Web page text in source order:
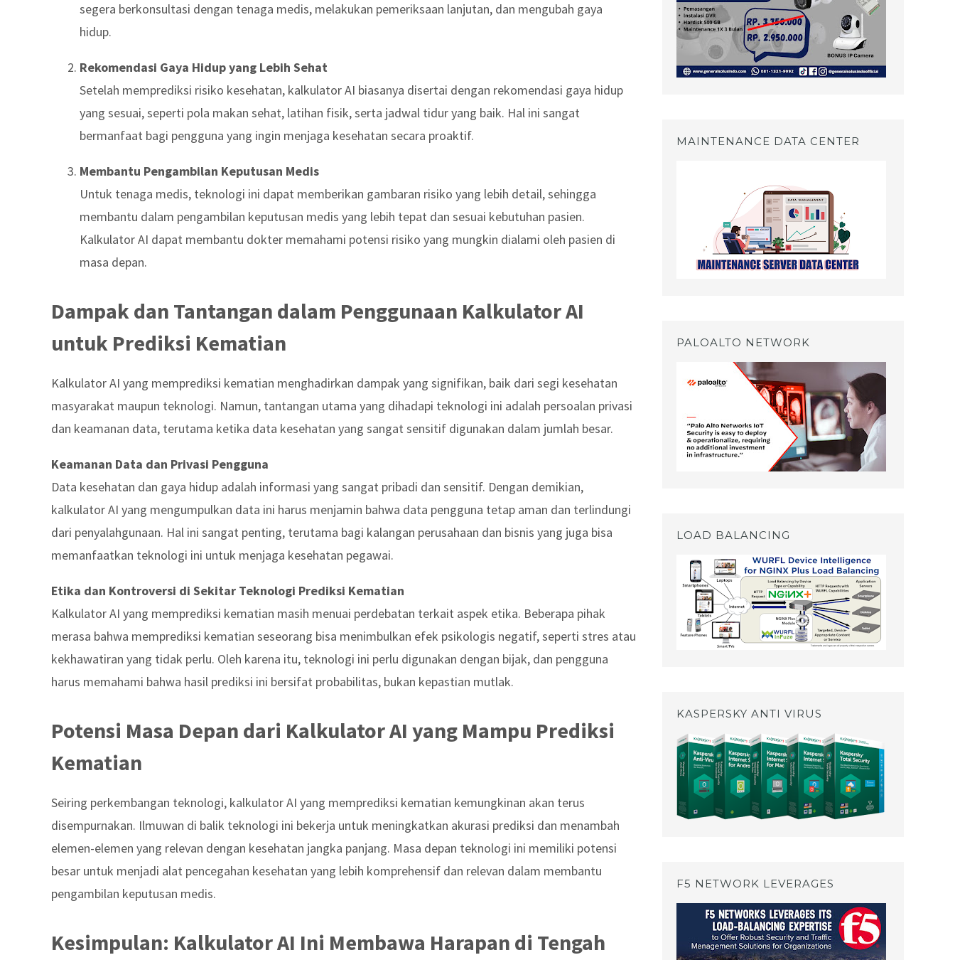
segera berkonsultasi dengan tenaga medis, melakukan pemeriksaan lanjutan, dan mengubah gaya
hidup.
Rekomendasi Gaya Hidup yang Lebih Sehat
Setelah memprediksi risiko kesehatan, kalkulator AI biasanya disertai dengan rekomendasi gaya hidup
yang sesuai, seperti pola makan sehat, latihan fisik, serta jadwal tidur yang baik. Hal ini sangat
bermanfaat bagi pengguna yang ingin menjaga kesehatan secara proaktif.
Membantu Pengambilan Keputusan Medis
Untuk tenaga medis, teknologi ini dapat memberikan gambaran risiko yang lebih detail, sehingga
membantu dalam pengambilan keputusan medis yang lebih tepat dan sesuai kebutuhan pasien.
Kalkulator AI dapat membantu dokter memahami potensi risiko yang mungkin dialami oleh pasien di
masa depan.
Dampak dan Tantangan dalam Penggunaan Kalkulator AI
untuk Prediksi Kematian
Kalkulator AI yang memprediksi kematian menghadirkan dampak yang signifikan, baik dari segi kesehatan
masyarakat maupun teknologi. Namun, tantangan utama yang dihadapi teknologi ini adalah persoalan privasi
dan keamanan data, terutama ketika data kesehatan yang sangat sensitif digunakan dalam jumlah besar.
Keamanan Data dan Privasi Pengguna
Data kesehatan dan gaya hidup adalah informasi yang sangat pribadi dan sensitif. Dengan demikian,
kalkulator AI yang mengumpulkan data ini harus menjamin bahwa data pengguna tetap aman dan terlindungi
dari penyalahgunaan. Hal ini sangat penting, terutama bagi kalangan perusahaan dan bisnis yang juga bisa
memanfaatkan teknologi ini untuk menjaga kesehatan pegawai.
Etika dan Kontroversi di Sekitar Teknologi Prediksi Kematian
Kalkulator AI yang memprediksi kematian masih menuai perdebatan terkait aspek etika. Beberapa pihak
merasa bahwa memprediksi kematian seseorang bisa menimbulkan efek psikologis negatif, seperti stres atau
kekhawatiran yang tidak perlu. Oleh karena itu, teknologi ini perlu digunakan dengan bijak, dan pengguna
harus memahami bahwa hasil prediksi ini bersifat probabilitas, bukan kepastian mutlak.
Potensi Masa Depan dari Kalkulator AI yang Mampu Prediksi
Kematian
Seiring perkembangan teknologi, kalkulator AI yang memprediksi kematian kemungkinan akan terus
disempurnakan. Ilmuwan di balik teknologi ini bekerja untuk meningkatkan akurasi prediksi dan menambah
elemen-elemen yang relevan dengan kesehatan jangka panjang. Masa depan teknologi ini memiliki potensi
besar untuk menjadi alat pencegahan kesehatan yang lebih komprehensif dan relevan dalam membantu
pengambilan keputusan medis.
Kesimpulan: Kalkulator AI Ini Membawa Harapan di Tengah
MAINTENANCE DATA CENTER
PALOALTO NETWORK
LOAD BALANCING
KASPERSKY ANTI VIRUS
F5 NETWORK LEVERAGES